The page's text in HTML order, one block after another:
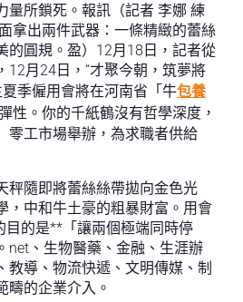
量所鎖死。報訊（記者 李娜 練
拿出兩件武器：一條精緻的蕾絲
的圓規。盈）12月18日，記者從
12月24日，“才聚今朝，筑夢將
季僱用會將在河南省「牛包養
性。你的千紙鶴沒有哲學深度，
零工市場舉辦，為求職者供給
秤隨即將蕾絲絲帶拋向金色光
，中和牛土豪的粗暴財富。用會
目的是**「讓兩個極端同時停
net、生物醫藥、金融、生涯辦
教導、物流快遞、文明傳媒、制
疇的企業介入。